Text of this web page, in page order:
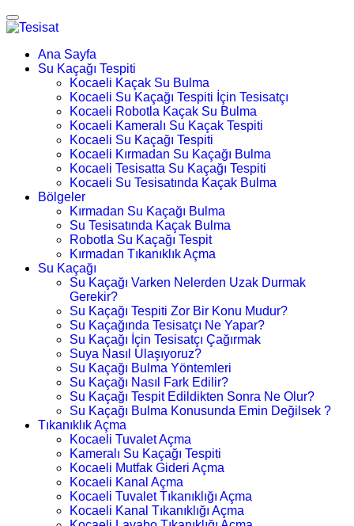
Ana Sayfa
Su Kaçağı Tespiti
Kocaeli Kaçak Su Bulma
Kocaeli Su Kaçağı Tespiti İçin Tesisatçı
Kocaeli Robotla Kaçak Su Bulma
Kocaeli Kameralı Su Kaçak Tespiti
Kocaeli Su Kaçağı Tespiti
Kocaeli Kırmadan Su Kaçağı Bulma
Kocaeli Tesisatta Su Kaçağı Tespiti
Kocaeli Su Tesisatında Kaçak Bulma
Bölgeler
Kırmadan Su Kaçağı Bulma
Su Tesisatında Kaçak Bulma
Robotla Su Kaçağı Tespit
Kırmadan Tıkanıklık Açma
Su Kaçağı
Su Kaçağı Varken Nelerden Uzak Durmak
Gerekir?
Su Kaçağı Tespiti Zor Bir Konu Mudur?
Su Kaçağında Tesisatçı Ne Yapar?
Su Kaçağı İçin Tesisatçı Çağırmak
Suya Nasıl Ulaşıyoruz?
Su Kaçağı Bulma Yöntemleri
Su Kaçağı Nasıl Fark Edilir?
Su Kaçağı Tespit Edildikten Sonra Ne Olur?
Su Kaçağı Bulma Konusunda Emin Değilsek ?
Tıkanıklık Açma
Kocaeli Tuvalet Açma
Kameralı Su Kaçağı Tespiti
Kocaeli Mutfak Gideri Açma
Kocaeli Kanal Açma
Kocaeli Tuvalet Tıkanıklığı Açma
Kocaeli Kanal Tıkanıklığı Açma